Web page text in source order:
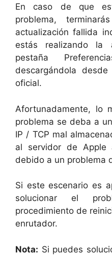
En caso de que
problema,
actualización fallida
estás realizando la
pestaña
descargándola
oficial.
Afortunadamente, lo
problema se deba a
IP / TCP mal
al servidor de Apple
debido a un problema
Si este escenario es
solucionar el
procedimiento de
enrutador.
Nota: Si puedes